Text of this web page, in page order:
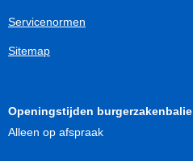
Servicenormen
Sitemap
Openingstijden burgerzakenbalie
Alleen op afspraak